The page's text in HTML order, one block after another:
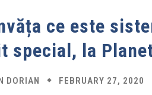
ce este
special, la
DORIAN FEBRUARY 27, 2020